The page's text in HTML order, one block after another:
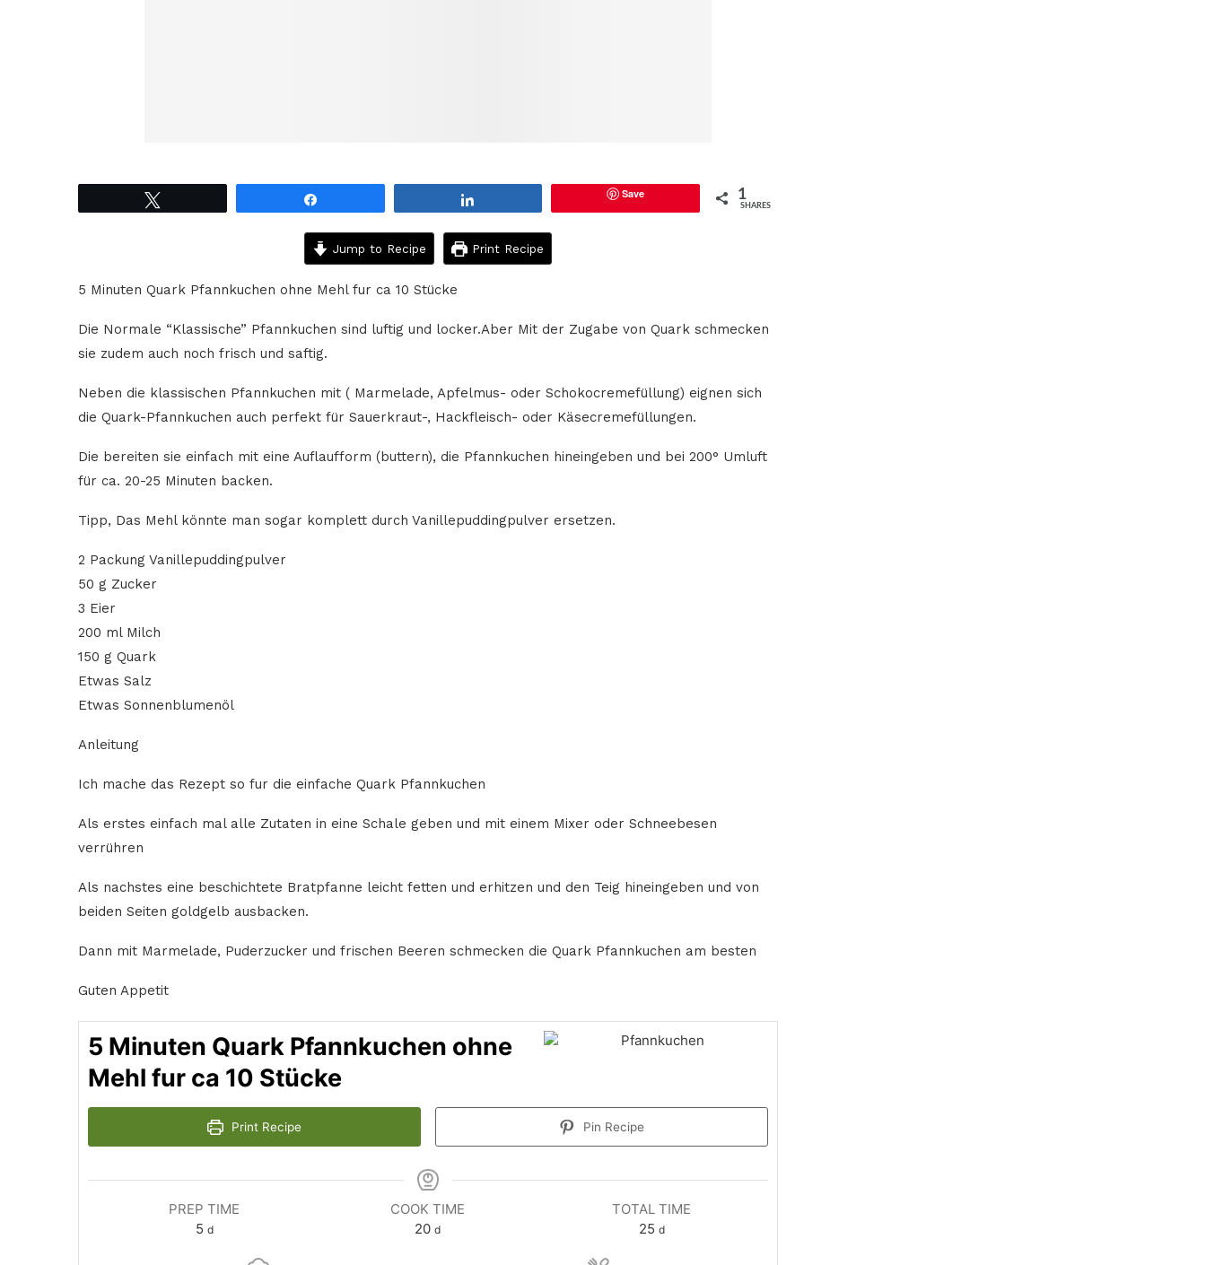
Save 1
SHARES
Jump to Recipe Print Recipe
5 Minuten Quark Pfannkuchen ohne Mehl fur ca 10 Stücke
Die Normale “Klassische” Pfannkuchen sind luftig und locker.Aber Mit der Zugabe von Quark schmecken
sie zudem auch noch frisch und saftig.
Neben die klassischen Pfannkuchen mit ( Marmelade, Apfelmus- oder Schokocremefüllung) eignen sich
die Quark-Pfannkuchen auch perfekt für Sauerkraut-, Hackfleisch- oder Käsecremefüllungen.
Die bereiten sie einfach mit eine Auflaufform (buttern), die Pfannkuchen hineingeben und bei 200° Umluft
für ca. 20-25 Minuten backen.
Tipp, Das Mehl könnte man sogar komplett durch Vanillepuddingpulver ersetzen.
2 Packung Vanillepuddingpulver
50 g Zucker
3 Eier
200 ml Milch
150 g Quark
Etwas Salz
Etwas Sonnenblumenöl
Anleitung
Ich mache das Rezept so fur die einfache Quark Pfannkuchen
Als erstes einfach mal alle Zutaten in eine Schale geben und mit einem Mixer oder Schneebesen
verrühren
Als nachstes eine beschichtete Bratpfanne leicht fetten und erhitzen und den Teig hineingeben und von
beiden Seiten goldgelb ausbacken.
Dann mit Marmelade, Puderzucker und frischen Beeren schmecken die Quark Pfannkuchen am besten
Guten Appetit
5 Minuten Quark Pfannkuchen ohne
Mehl fur ca 10 Stücke
Print Recipe Pin Recipe
PREP TIME
5 d
COOK TIME
20 d
TOTAL TIME
25 d